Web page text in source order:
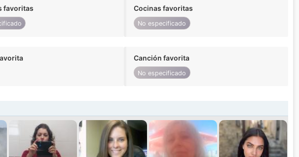
favoritas Cocinas favoritas
No especificado
Canción favorita
No especificado